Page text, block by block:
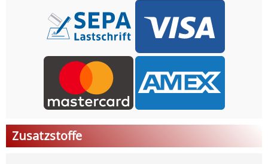
Zusatzstoffe